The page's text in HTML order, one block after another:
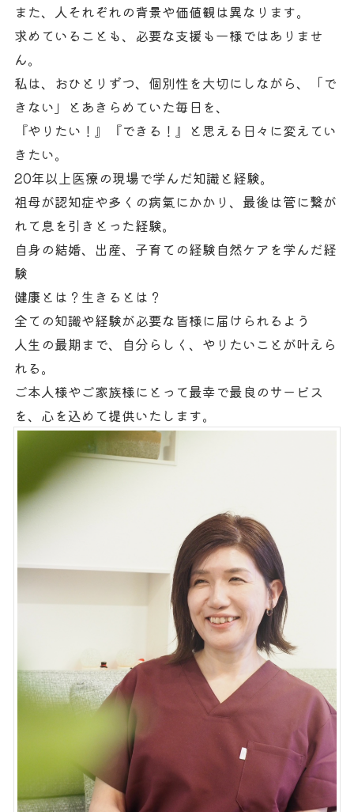
また、人それぞれの背景や価値観は異なります。
求めていることも、必要な支援も一様ではありませ
ん。
私は、おひとりずつ、個別性を大切にしながら、「で
きない」とあきらめていた毎日を、
『やりたい！』『できる！』と思える日々に変えてい
きたい。
20年以上医療の現場で学んだ知識と経験。
祖母が認知症や多くの病氣にかかり、最後は管に繋が
れて息を引きとった経験。
自身の結婚、出産、子育ての経験自然ケアを学んだ経
験
健康とは？生きるとは？
全ての知識や経験が必要な皆様に届けられるよう
人生の最期まで、自分らしく、やりたいことが叶えら
れる。
ご本人様やご家族様にとって最幸で最良のサービス
を、心を込めて提供いたします。